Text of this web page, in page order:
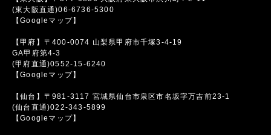
(東大阪直通)06-6736-5300
【Googleマップ】
【甲府】〒400-0074 山梨県甲府市千塚3-4-19
GA甲府第4-3
(甲府直通)0552-15-6240
【Googleマップ】
【仙台】〒981-3117 宮城県仙台市泉区市名坂字万吉前23-1
(仙台直通)022-343-5899
【Googleマップ】